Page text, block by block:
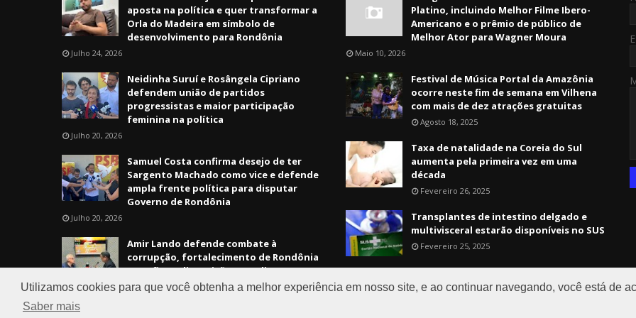
Utilizamos cookies para que você obtenha a melhor experiência em nosso site, e ao continuar navegando, você está de
Saber mais
aposta na política e quer transformar a
Orla do Madeira em símbolo de
desenvolvimento para Rondônia
Julho 24, 2026
Neidinha Suruí e Rosângela Cipriano
defendem união de partidos
progressistas e maior participação
feminina na política
Julho 20, 2026
Samuel Costa confirma desejo de ter
Sargento Machado como vice e defende
ampla frente política para disputar
Governo de Rondônia
Julho 20, 2026
Amir Lando defende combate à
corrupção, fortalecimento de Rondônia
e confirma disposição para disputar vaga
de deputado federal pelo MDB
Julho 20, 2026
Platino, incluindo Melhor Filme Ibero-
Americano e o prêmio de público de
Melhor Ator para Wagner Moura
Maio 10, 2026
Festival de Música Portal da Amazônia
ocorre neste fim de semana em Vilhena
com mais de dez atrações gratuitas
Agosto 18, 2025
Taxa de natalidade na Coreia do Sul
aumenta pela primeira vez em uma
década
Fevereiro 26, 2025
Transplantes de intestino delgado e
multivisceral estarão disponíveis no SUS
Fevereiro 25, 2025